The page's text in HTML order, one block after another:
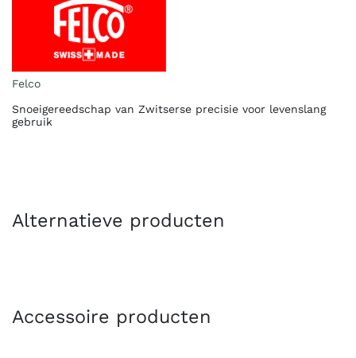
Felco
Snoeigereedschap van Zwitserse precisie voor levenslang
gebruik
Alternatieve producten
Accessoire producten